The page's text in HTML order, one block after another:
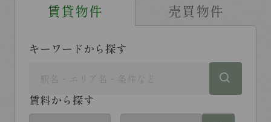
賃貸物件 売買物件
キーワードから探す
賃料から探す